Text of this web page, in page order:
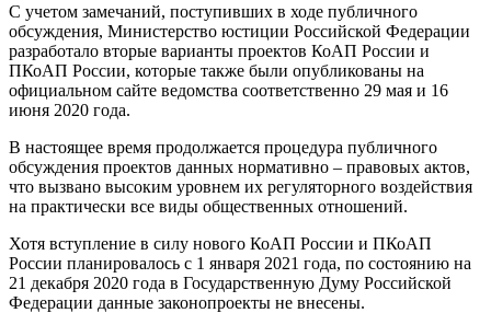
С учетом замечаний, поступивших в ходе публичного
обсуждения, Министерство юстиции Российской Федерации
разработало вторые варианты проектов КоАП России и
ПКоАП России, которые также были опубликованы на
официальном сайте ведомства соответственно 29 мая и 16
июня 2020 года.
В настоящее время продолжается процедура публичного
обсуждения проектов данных нормативно – правовых актов,
что вызвано высоким уровнем их регуляторного воздействия
на практически все виды общественных отношений.
Хотя вступление в силу нового КоАП России и ПКоАП
России планировалось с 1 января 2021 года, по состоянию на
21 декабря 2020 года в Государственную Думу Российской
Федерации данные законопроекты не внесены.